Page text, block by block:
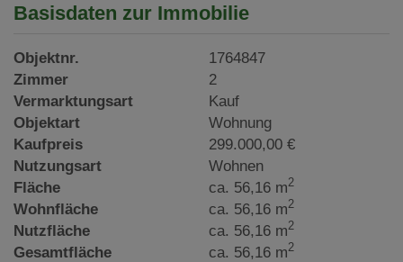
Basisdaten zur Immobilie
Objektnr.
1764847
Zimmer
2
Vermarktungsart
Kauf
Objektart
Wohnung
Kaufpreis
299.000,00 €
Nutzungsart
Wohnen
Fläche
ca. 56,16 m2
Wohnfläche ca. 56,16 m2
Nutzfläche ca. 56,16 m2
Gesamtfläche ca. 56,16 m2